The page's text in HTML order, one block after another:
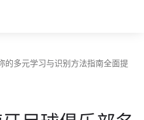
的多元学习与识别方法指南全面提